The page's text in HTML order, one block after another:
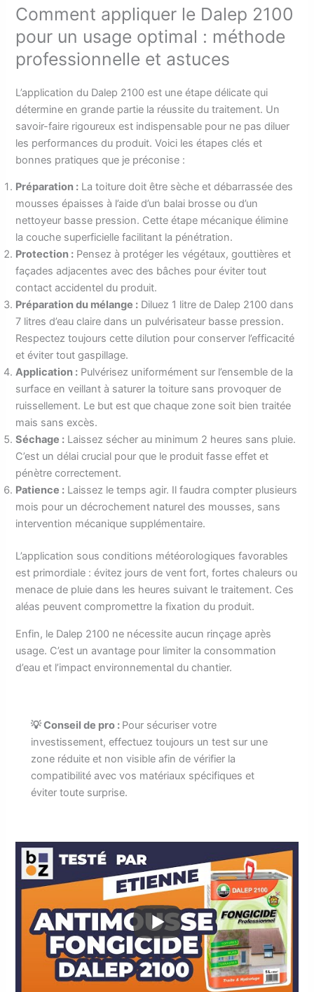
Comment appliquer le Dalep 2100
pour un usage optimal : méthode
professionnelle et astuces
L’application du Dalep 2100 est une étape délicate qui
détermine en grande partie la réussite du traitement. Un
savoir-faire rigoureux est indispensable pour ne pas diluer
les performances du produit. Voici les étapes clés et
bonnes pratiques que je préconise :
Préparation : La toiture doit être sèche et débarrassée des
mousses épaisses à l’aide d’un balai brosse ou d’un
nettoyeur basse pression. Cette étape mécanique élimine
la couche superficielle facilitant la pénétration.
Protection : Pensez à protéger les végétaux, gouttières et
façades adjacentes avec des bâches pour éviter tout
contact accidentel du produit.
Préparation du mélange : Diluez 1 litre de Dalep 2100 dans
7 litres d’eau claire dans un pulvérisateur basse pression.
Respectez toujours cette dilution pour conserver l’efficacité
et éviter tout gaspillage.
Application : Pulvérisez uniformément sur l’ensemble de la
surface en veillant à saturer la toiture sans provoquer de
ruissellement. Le but est que chaque zone soit bien traitée
mais sans excès.
Séchage : Laissez sécher au minimum 2 heures sans pluie.
C’est un délai crucial pour que le produit fasse effet et
pénètre correctement.
Patience : Laissez le temps agir. Il faudra compter plusieurs
mois pour un décrochement naturel des mousses, sans
intervention mécanique supplémentaire.
L’application sous conditions météorologiques favorables
est primordiale : évitez jours de vent fort, fortes chaleurs ou
menace de pluie dans les heures suivant le traitement. Ces
aléas peuvent compromettre la fixation du produit.
Enfin, le Dalep 2100 ne nécessite aucun rinçage après
usage. C’est un avantage pour limiter la consommation
d’eau et l’impact environnemental du chantier.
💡 Conseil de pro : Pour sécuriser votre
investissement, effectuez toujours un test sur une
zone réduite et non visible afin de vérifier la
compatibilité avec vos matériaux spécifiques et
éviter toute surprise.